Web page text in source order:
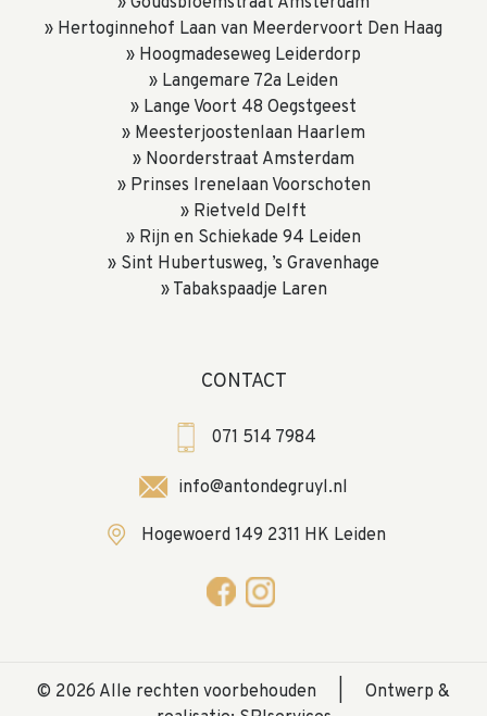
Hertoginnehof Laan van Meerdervoort Den Haag
Hoogmadeseweg Leiderdorp
Langemare 72a Leiden
Lange Voort 48 Oegstgeest
Meesterjoostenlaan Haarlem
Noorderstraat Amsterdam
Prinses Irenelaan Voorschoten
Rietveld Delft
Rijn en Schiekade 94 Leiden
Sint Hubertusweg, ’s Gravenhage
Tabakspaadje Laren
CONTACT
071 514 7984
info@antondegruyl.nl
Hogewoerd 149 2311 HK Leiden
© 2026 Alle rechten voorbehouden
Ontwerp &